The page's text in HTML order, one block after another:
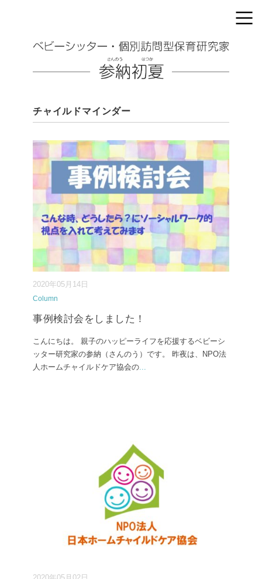
チャイルドマインダー
2020年05月14日
Column
事例検討会をしました！
こんにちは。 親子のハッピーライフを応援するベビーシ
ッター研究家の参納（さんのう）です。 昨夜は、NPO法
人ホームチャイルドケア協会の...